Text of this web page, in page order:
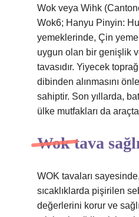
Wok veya Wihk
Wok6; Hanyu Pinyin:
yemeklerinde, Çin
uygun olan bir genişlik
tavasıdır. Yiyecek
dibinden alınmasını
sahiptir. Son yıllarda,
ülke mutfakları da araçta
Wok tava
WOK tavaları
sıcaklıklarda pişirilen
değerlerini korur ve